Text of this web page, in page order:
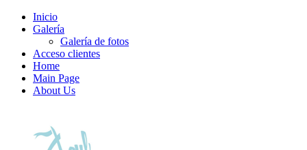
Inicio
Galería
Galería de fotos
Acceso clientes
Home
Main Page
About Us